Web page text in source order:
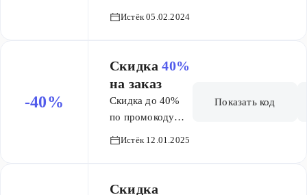
Истёк 05.02.2024
-40%
Скидка 40%
на заказ
Скидка до 40%
по промокоду
оплаты новых
Истёк 12.01.2025
Показать код
Скидка